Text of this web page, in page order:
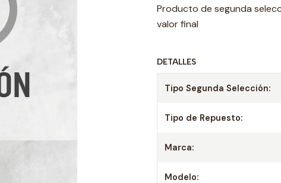
Producto de segunda
valor final
DETALLES
Tipo Segunda Selección:
Tipo de Repuesto:
Marca:
Modelo: